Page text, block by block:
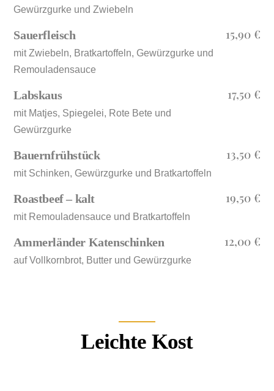
Gewürzgurke und Zwiebeln
Sauerfleisch
mit Zwiebeln, Bratkartoffeln, Gewürzgurke und
Remouladensauce
15,90 €
Labskaus
mit Matjes, Spiegelei, Rote Bete und
Gewürzgurke
17,50 €
Bauernfrühstück
mit Schinken, Gewürzgurke und Bratkartoffeln
13,50 €
Roastbeef – kalt
mit Remouladensauce und Bratkartoffeln
19,50 €
Ammerländer Katenschinken
auf Vollkornbrot, Butter und Gewürzgurke
12,00 €
Leichte Kost